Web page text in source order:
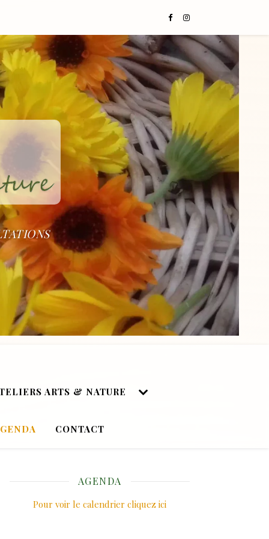
ARTS & NATURE
CONTACT
AGENDA
Pour voir le calendrier cliquez ici